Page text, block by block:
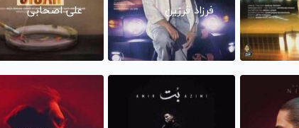
فرزاد فرزین علی اصحابی